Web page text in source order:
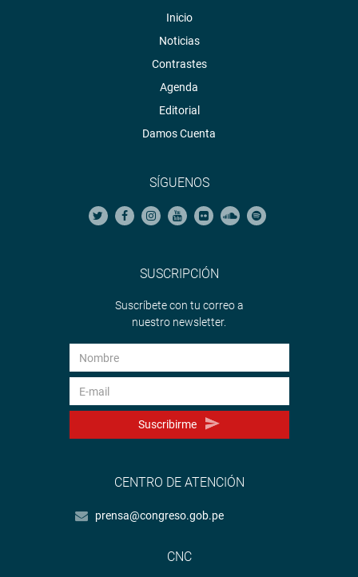
Inicio
Noticias
Contrastes
Agenda
Editorial
Damos Cuenta
SÍGUENOS
SUSCRIPCIÓN
Suscríbete con tu correo a
nuestro newsletter.
Suscribirme
CENTRO DE ATENCIÓN
prensa@congreso.gob.pe
CNC